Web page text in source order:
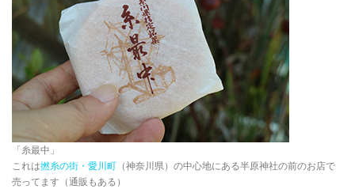
「糸最中」
これは撚糸の街・愛川町 （神奈川県）の中心地にある半原神社の前のお店で
売ってます（通販もある）